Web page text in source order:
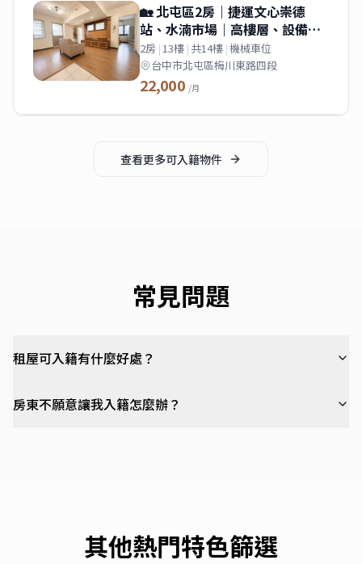
🏡 北屯區2房｜捷運文心崇德
站、水湳市場｜高樓層、設備齊
全
2房 |13樓 | 共14樓 |機械車位
台中市北屯區梅川東路四段
22,000 /月
查看更多可入籍物件
常見問題
租屋可入籍有什麼好處？
房東不願意讓我入籍怎麼辦？
其他熱門特色篩選